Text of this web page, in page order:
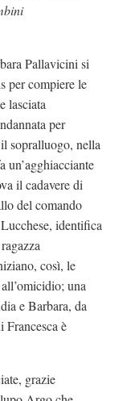
Pallavicini si
per compiere le
lasciata
per
sopralluogo, nella
un’agghiacciante
il cadavere di
del comando
identifica
così, le
una
e Barbara, da
Francesca è
grazie